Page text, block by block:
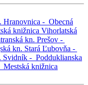
Hranovnica - Obecná
knižnica Vihorlatská
kn. Prešov -
kn. Stará Ľubovňa -
Svidník - Podduklianska
Mestská knižnica